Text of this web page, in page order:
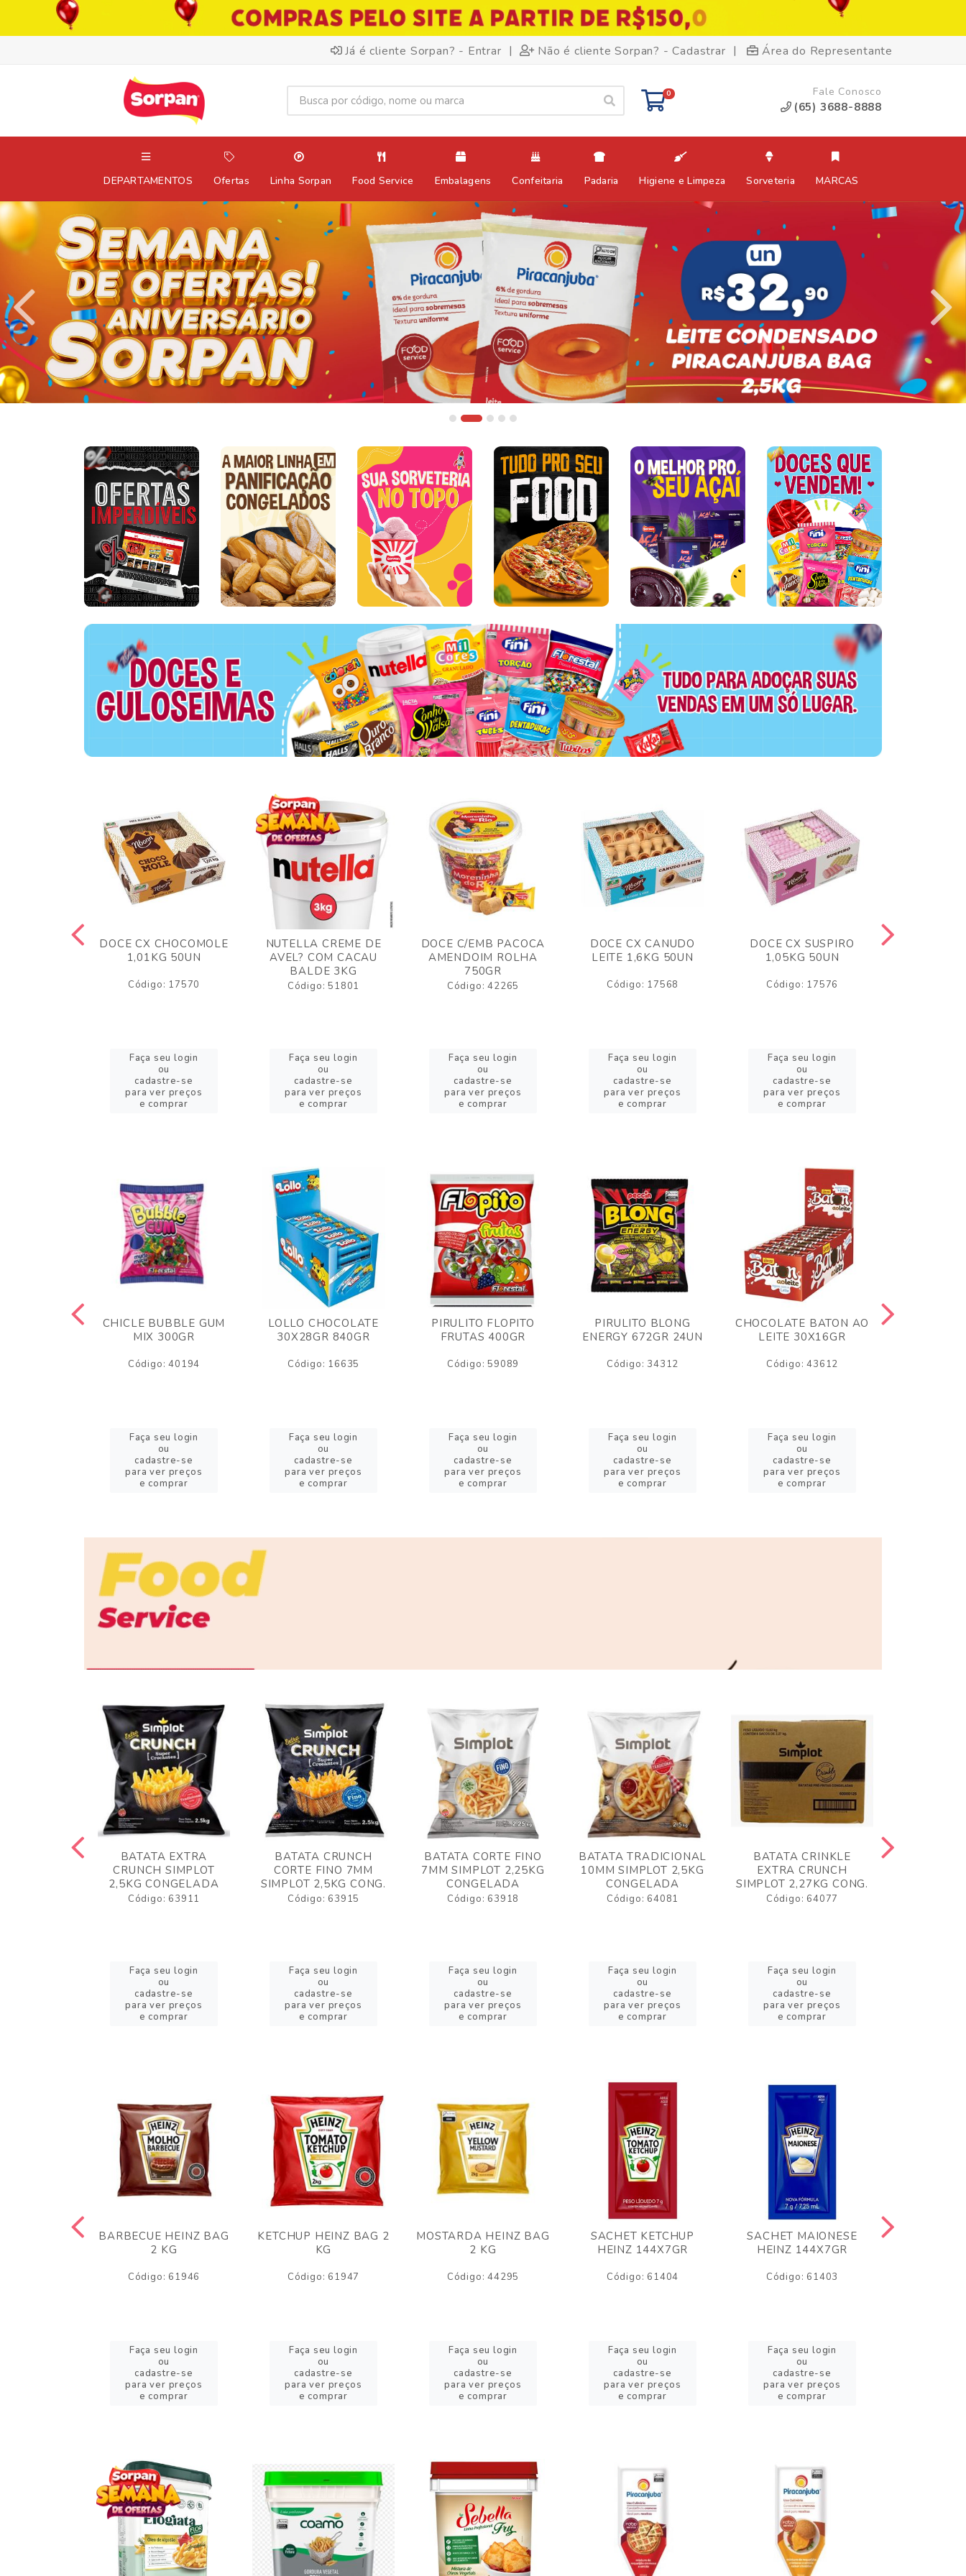
Já é cliente Sorpan? - Entrar | Não é cliente Sorpan? - Cadastrar | Área do Representante
0 Fale Conosco
(65) 3688-8888
DEPARTAMENTOS Ofertas Linha Sorpan Food Service Embalagens Confeitaria Padaria Higiene e Limpeza Sorveteria MARCAS
DOCE CX CHOCOMOLE
1,01KG 50UN
Código: 17570
Faça seu login
ou
cadastre-se
para ver preços
e comprar
NUTELLA CREME DE
AVEL? COM CACAU
BALDE 3KG
Código: 51801
Faça seu login
ou
cadastre-se
para ver preços
e comprar
DOCE C/EMB PACOCA
AMENDOIM ROLHA
750GR
Código: 42265
Faça seu login
ou
cadastre-se
para ver preços
e comprar
DOCE CX CANUDO
LEITE 1,6KG 50UN
Código: 17568
Faça seu login
ou
cadastre-se
para ver preços
e comprar
DOCE CX SUSPIRO
1,05KG 50UN
Código: 17576
Faça seu login
ou
cadastre-se
para ver preços
e comprar
CHICLE BUBBLE GUM
MIX 300GR
Código: 40194
Faça seu login
ou
cadastre-se
para ver preços
e comprar
LOLLO CHOCOLATE
30X28GR 840GR
Código: 16635
Faça seu login
ou
cadastre-se
para ver preços
e comprar
PIRULITO FLOPITO
FRUTAS 400GR
Código: 59089
Faça seu login
ou
cadastre-se
para ver preços
e comprar
PIRULITO BLONG
ENERGY 672GR 24UN
Código: 34312
Faça seu login
ou
cadastre-se
para ver preços
e comprar
CHOCOLATE BATON AO
LEITE 30X16GR
Código: 43612
Faça seu login
ou
cadastre-se
para ver preços
e comprar
BATATA EXTRA
CRUNCH SIMPLOT
2,5KG CONGELADA
Código: 63911
Faça seu login
ou
cadastre-se
para ver preços
e comprar
BATATA CRUNCH
CORTE FINO 7MM
SIMPLOT 2,5KG CONG.
Código: 63915
Faça seu login
ou
cadastre-se
para ver preços
e comprar
BATATA CORTE FINO
7MM SIMPLOT 2,25KG
CONGELADA
Código: 63918
Faça seu login
ou
cadastre-se
para ver preços
e comprar
BATATA TRADICIONAL
10MM SIMPLOT 2,5KG
CONGELADA
Código: 64081
Faça seu login
ou
cadastre-se
para ver preços
e comprar
BATATA CRINKLE
EXTRA CRUNCH
SIMPLOT 2,27KG CONG.
Código: 64077
Faça seu login
ou
cadastre-se
para ver preços
e comprar
BARBECUE HEINZ BAG
2 KG
Código: 61946
Faça seu login
ou
cadastre-se
para ver preços
e comprar
KETCHUP HEINZ BAG 2
KG
Código: 61947
Faça seu login
ou
cadastre-se
para ver preços
e comprar
MOSTARDA HEINZ BAG
2 KG
Código: 44295
Faça seu login
ou
cadastre-se
para ver preços
e comprar
SACHET KETCHUP
HEINZ 144X7GR
Código: 61404
Faça seu login
ou
cadastre-se
para ver preços
e comprar
SACHET MAIONESE
HEINZ 144X7GR
Código: 61403
Faça seu login
ou
cadastre-se
para ver preços
e comprar